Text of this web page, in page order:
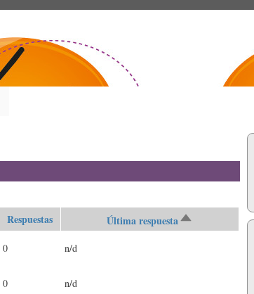
Respuestas Última respuesta
Ordenar
descendente
0 n/d
0 n/d